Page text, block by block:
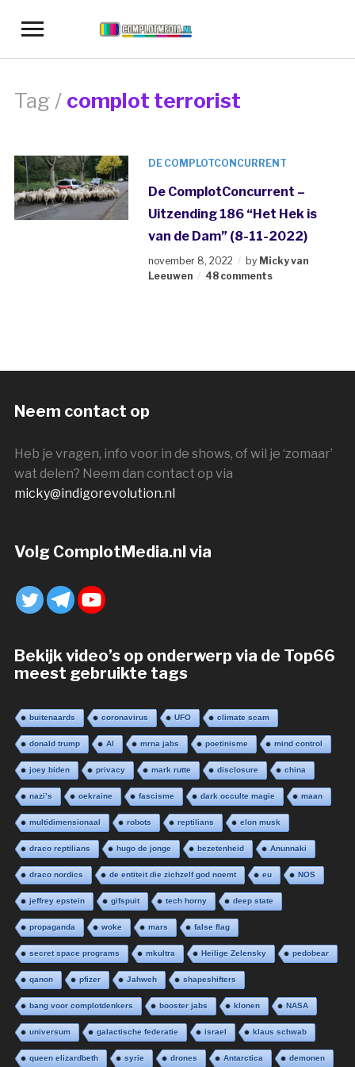
Toggle
navigation
Tag / complot terrorist
DE COMPLOTCONCURRENT
De ComplotConcurrent –
Uitzending 186 “Het Hek is
van de Dam” (8-11-2022)
november 8, 2022 by Micky van
Leeuwen
48 comments
Neem contact op
Heb je vragen, info voor in de shows, of wil je ‘zomaar’
wat delen? Neem dan contact op via
micky@indigorevolution.nl
Volg ComplotMedia.nl via
Bekijk video’s op onderwerp via de Top66
meest gebruikte tags
buitenaards coronavirus UFO climate scam
donald trump AI mrna jabs poetinisme mind control
joey biden privacy mark rutte disclosure china
nazi’s oekraine fascisme dark occulte magie maan
multidimensionaal robots reptilians elon musk
draco reptilians hugo de jonge bezetenheid Anunnaki
draco nordics de entiteit die zichzelf god noemt eu NOS
jeffrey epstein gifspuit tech horny deep state
propaganda woke mars false flag
secret space programs mkultra Heilige Zelensky pedobear
qanon pfizer Jahweh shapeshifters
bang voor complotdenkers booster jabs klonen NASA
universum galactische federatie israel klaus schwab
queen elizardbeth syrie drones Antarctica demonen